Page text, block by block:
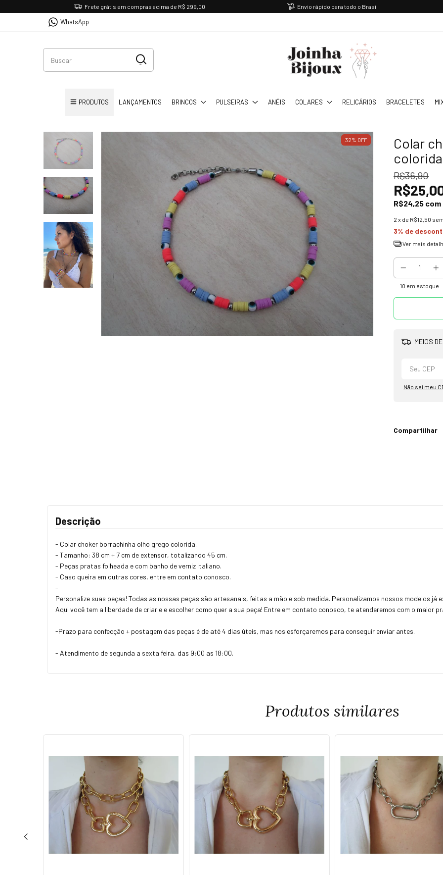
Frete grátis em compras acima de R$ 299,00 Envio rápido para todo o Brasil
WhatsApp
PRODUTOS LANÇAMENTOS BRINCOS PULSEIRAS ANÉIS COLARES RELICÁRIOS BRACELETES
32% OFF
Colar
colorida
R$36,90
R$24,25 com
2 x de R$12,50
3% de
Ver mais
10 em estoque
MEIOS
Não sei meu
Compartilhar
Descrição
- Colar choker borrachinha olho grego colorida.
- Tamanho: 38 cm + 7 cm de extensor, totalizando 45 cm.
- Peças pratas folheada e com banho de verniz italiano.
- Caso queira em outras cores, entre em contato conosco.
-
Personalize suas peças! Todas as nossas peças são artesanais, feitas a mão e sob medida. Personalizamos nossos modelos já
Aqui você tem a liberdade de criar e e escolher como quer a sua peça! Entre em contato conosco, te atenderemos com o maior
-Prazo para confecção + postagem das peças é de até 4 dias úteis, mas nos esforçaremos para conseguir enviar antes.
- Atendimento de segunda a sexta feira, das 9:00 as 18:00.
Produtos similares